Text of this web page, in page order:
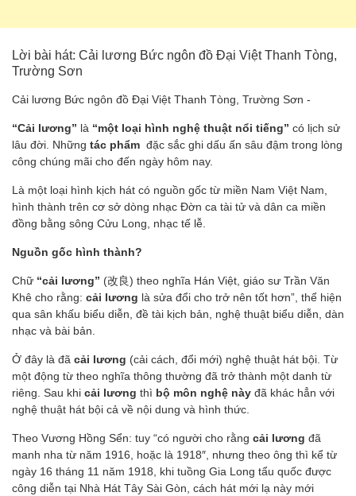
Lời bài hát: Cải lương Bức ngôn đồ Đại Việt Thanh Tòng,
Trường Sơn
Cải lương Bức ngôn đồ Đại Việt Thanh Tòng, Trường Sơn -
“Cải lương” là “một loại hình nghệ thuật nổi tiếng” có lịch sử
lâu đời. Những tác phẩm đặc sắc ghi dấu ấn sâu đậm trong lòng
công chúng mãi cho đến ngày hôm nay.
Là một loại hình kịch hát có nguồn gốc từ miền Nam Việt Nam,
hình thành trên cơ sở dòng nhạc Đờn ca tài tử và dân ca miền
đồng bằng sông Cửu Long, nhạc tế lễ.
Nguồn gốc hình thành?
Chữ “cải lương” (改良) theo nghĩa Hán Việt, giáo sư Trần Văn
Khê cho rằng: cải lương là sửa đổi cho trở nên tốt hơn”, thể hiện
qua sân khấu biểu diễn, đề tài kịch bản, nghệ thuật biểu diễn, dàn
nhạc và bài bản.
Ở đây là đã cải lương (cải cách, đổi mới) nghệ thuật hát bội. Từ
một động từ theo nghĩa thông thường đã trở thành một danh từ
riêng. Sau khi cải lương thì bộ môn nghệ này đã khác hẳn với
nghệ thuật hát bội cả về nội dung và hình thức.
Theo Vương Hồng Sển: tuy “có người cho rằng cải lương đã
manh nha từ năm 1916, hoặc là 1918″, nhưng theo ông thì kể từ
ngày 16 tháng 11 năm 1918, khi tuồng Gia Long tẩu quốc được
công diễn tại Nhà Hát Tây Sài Gòn, cách hát mới lạ này mới